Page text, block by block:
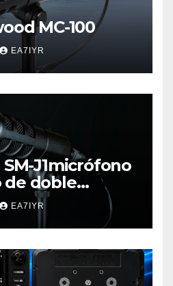
MC-100
EA7IYR
SM-J1micrófono
de doble
EA7IYR